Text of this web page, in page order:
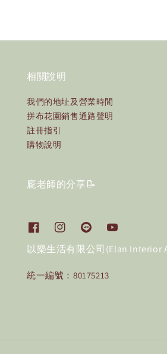
相關說明
我們的地址及營業時間
拼布花園銷售通路聲明
註冊指引
購物說明
龐老師的分享📝
以樂生活有限公司(Elan Interior
統一編號：80175213